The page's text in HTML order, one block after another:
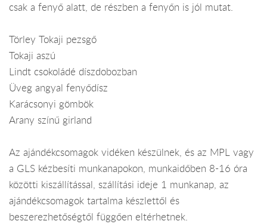
csak a fenyő alatt, de részben a fenyőn is jól mutat.
Törley Tokaji pezsgő
Tokaji aszú
Lindt csokoládé díszdobozban
Üveg angyal fenyődísz
Karácsonyi gömbök
Arany színű girland
Az ajándékcsomagok vidéken készülnek, és az MPL vagy
a GLS kézbesíti munkanapokon, munkaidőben 8-16 óra
közötti kiszállítással, szállítási ideje 1 munkanap, az
ajándékcsomagok tartalma készlettől és
beszerezhetőségtől függően eltérhetnek.